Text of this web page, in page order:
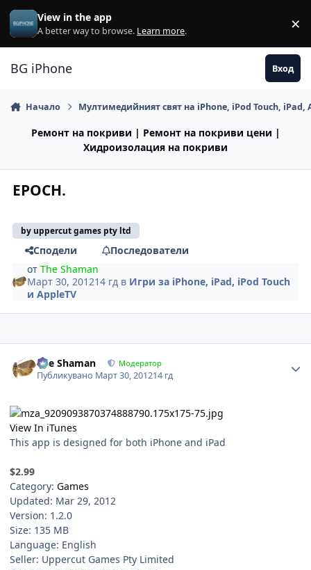
Премини към съдържанието
View in the app
A better way to browse. Learn more. ×
BG iPhone Вход
Начало Мултимедийният свят на iPhone, iPod Touch, iPad,
Ремонт на покриви | Ремонт на покриви цени |
Хидроизолация на покриви
EPOCH.
by uppercut games pty ltd
Сподели
Последователи
отThe Shaman
Март 30, 201214 гд в Игри за iPhone, iPad, iPod Touch
и AppleTV
The Shaman Модератор
Публикувано Март 30, 201214 гд
View In iTunes
This app is designed for both iPhone and iPad
$2.99
Category: Games
Updated: Mar 29, 2012
Version: 1.2.0
Size: 135 MB
Language: English
Seller: Uppercut Games Pty Limited